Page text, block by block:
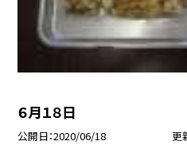
６月１８日
公開日 2020/06/18 更